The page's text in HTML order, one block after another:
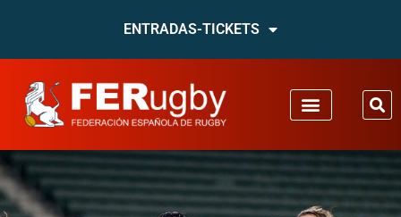
ENTRADAS-TICKETS